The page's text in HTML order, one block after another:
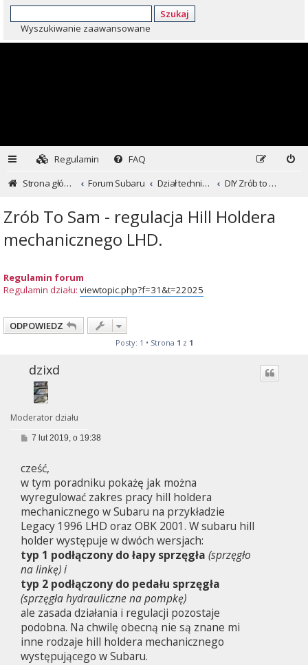
Szukaj
Wyszukiwanie zaawansowane
Regulamin
FAQ
Strona główna
Forum Subaru Dział techniczny ...czyli dla kochających inaczej DIY Zrób to sam
Zrób To Sam - regulacja Hill Holdera
mechanicznego LHD.
Regulamin forum
Regulamin działu: viewtopic.php?f=31&t=22025
ODPOWIEDZ
Posty: 1 • Strona 1 z 1
dzixd
Moderator działu
P
t
7 lut 2019, o 19:38
cześć,
w tym poradniku pokażę jak można
wyregulować zakres pracy hill holdera
mechanicznego w Subaru na przykładzie
Legacy 1996 LHD oraz OBK 2001. W subaru hill
holder występuje w dwóch wersjach:
typ 1 podłączony do łapy sprzęgła (sprzęgło
na linkę) i
typ 2 podłączony do pedału sprzęgła
(sprzęgła hydrauliczne na pompkę)
ale zasada działania i regulacji pozostaje
podobna. Na chwilę obecną nie są znane mi
inne rodzaje hill holdera mechanicznego
występującego w Subaru.